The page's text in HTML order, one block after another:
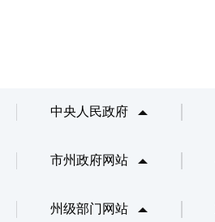
中央人民政府
市州政府网站
州级部门网站